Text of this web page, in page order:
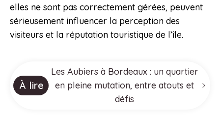
elles ne sont pas correctement gérées, peuvent
sérieusement influencer la perception des
visiteurs et la réputation touristique de l’île.
À lire
Les Aubiers à Bordeaux : un quartier
en pleine mutation, entre atouts et
défis